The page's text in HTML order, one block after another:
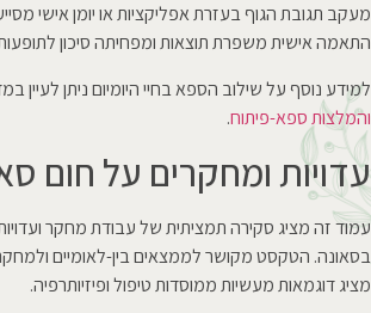
מעקב תגובת הגוף בעזרת אפליקציות או יומן אישי
התאמה אישית משפרת תוצאות ומפחיתה סיכון לתופעות
למידע נוסף על שילוב הספא בחיי היומיום ניתן לעיין
והמלצות ספא-פיתוח.
עדויות ומחקרים על חום
עמוד זה מציג סקירה תמציתית של עבודת מחקר
בסאונה. הטקסט מקושר לממצאים בין-לאומיים
מציג דוגמאות מעשיות ממוסדות טיפול ופיזיותרפיה.